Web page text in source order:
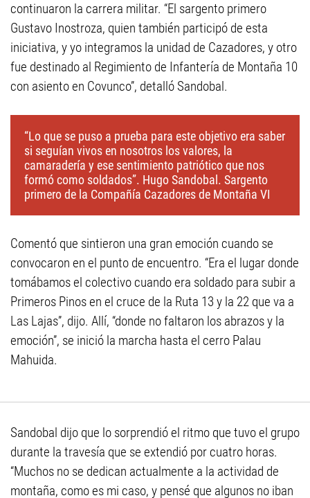
continuaron la carrera militar. “El sargento primero
Gustavo Inostroza, quien también participó de esta
iniciativa, y yo integramos la unidad de Cazadores, y otro
fue destinado al Regimiento de Infantería de Montaña 10
con asiento en Covunco”, detalló Sandobal.
“Lo que se puso a prueba para este objetivo era saber
si seguían vivos en nosotros los valores, la
camaradería y ese sentimiento patriótico que nos
formó como soldados”. Hugo Sandobal. Sargento
primero de la Compañía Cazadores de Montaña VI
Comentó que sintieron una gran emoción cuando se
convocaron en el punto de encuentro. “Era el lugar donde
tomábamos el colectivo cuando era soldado para subir a
Primeros Pinos en el cruce de la Ruta 13 y la 22 que va a
Las Lajas”, dijo. Allí, “donde no faltaron los abrazos y la
emoción”, se inició la marcha hasta el cerro Palau
Mahuida.
Sandobal dijo que lo sorprendió el ritmo que tuvo el grupo
durante la travesía que se extendió por cuatro horas.
“Muchos no se dedican actualmente a la actividad de
montaña, como es mi caso, y pensé que algunos no iban